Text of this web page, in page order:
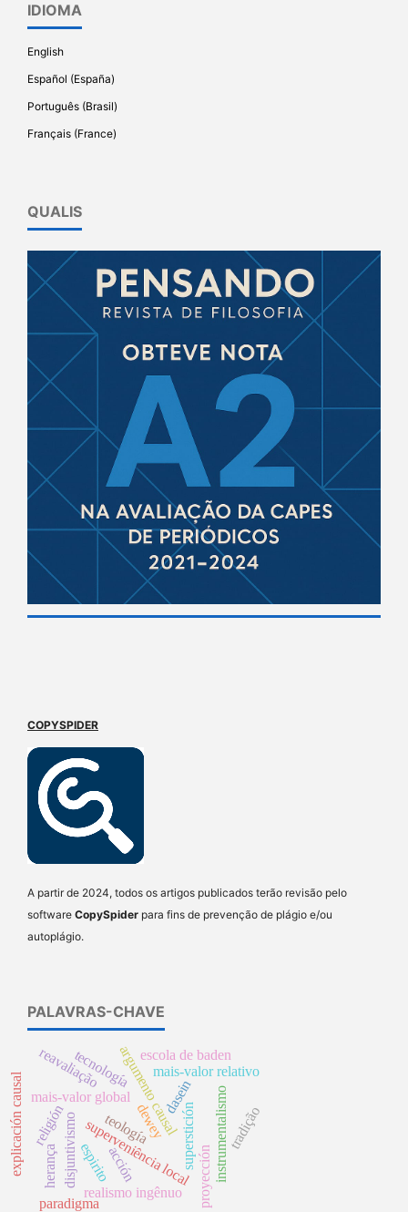
IDIOMA
English
Español (España)
Português (Brasil)
Français (France)
QUALIS
COPYSPIDER
A partir de 2024, todos os artigos publicados terão revisão pelo
software CopySpider para fins de prevenção de plágio e/ou
autoplágio.
PALAVRAS-CHAVE
argumento causalsuperstición
proyección
mais-valor global
mais-valor relativo
superveniência local
disjuntivismo
religión
realismo ingênuo
tecnología
instrumentalismo
dewey
teología
espirito
escola de baden
dasein
herança
reavaliação
tradição
explicación causal acción
paradigma